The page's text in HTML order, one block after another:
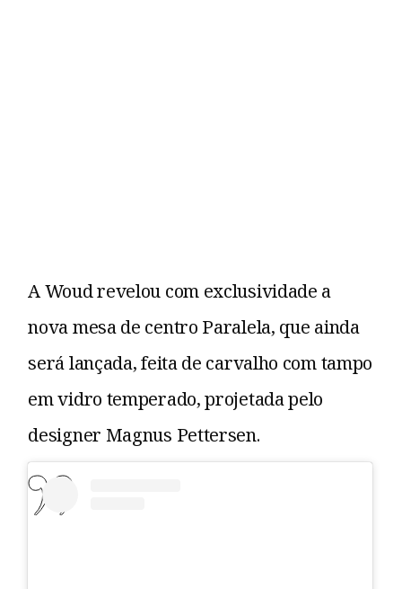
A Woud revelou com exclusividade a
nova mesa de centro Paralela, que ainda
será lançada, feita de carvalho com tampo
em vidro temperado, projetada pelo
designer Magnus Pettersen.